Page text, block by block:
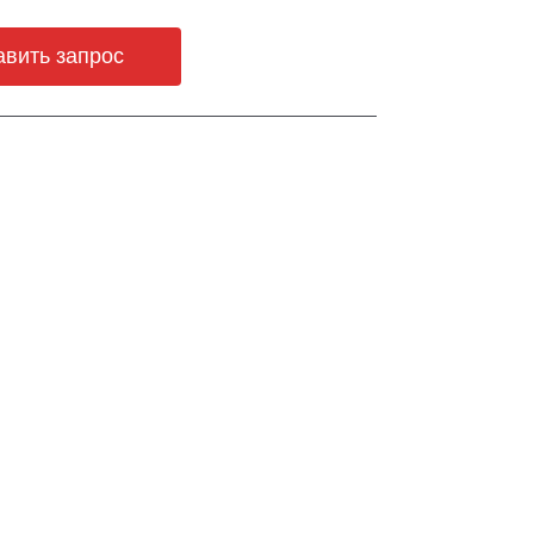
запрос